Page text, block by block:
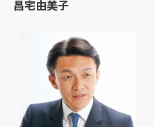
昌宅由美子